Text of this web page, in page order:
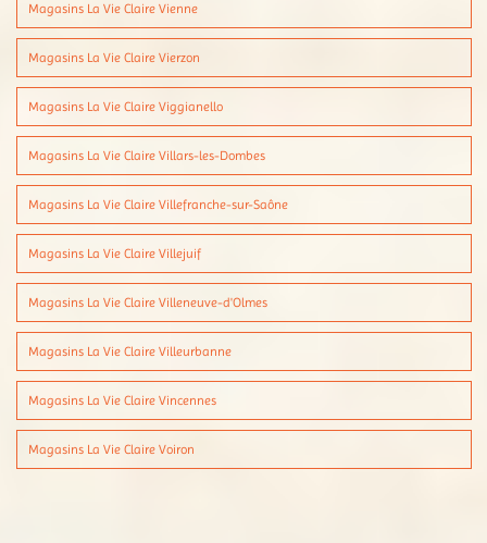
Magasins La Vie Claire Vienne
Magasins La Vie Claire Vierzon
Magasins La Vie Claire Viggianello
Magasins La Vie Claire Villars-les-Dombes
Magasins La Vie Claire Villefranche-sur-Saône
Magasins La Vie Claire Villejuif
Magasins La Vie Claire Villeneuve-d'Olmes
Magasins La Vie Claire Villeurbanne
Magasins La Vie Claire Vincennes
Magasins La Vie Claire Voiron